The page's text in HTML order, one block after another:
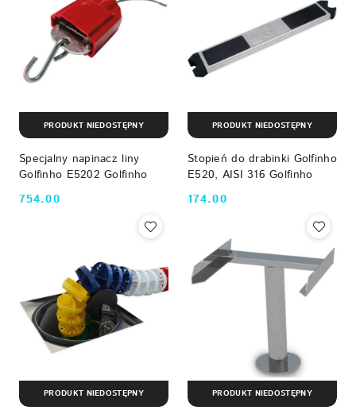
Specjalny napinacz liny
Golfinho E5202 Golfinho
Cena:
754.00
PRODUKT NIEDOSTĘPNY
Stopień do drabinki Golfinho
E520, AISI 316 Golfinho
Cena:
174.00
PRODUKT NIEDOSTĘPNY
PRODUKT NIEDOSTĘPNY PRODUKT NIEDOSTĘPNY